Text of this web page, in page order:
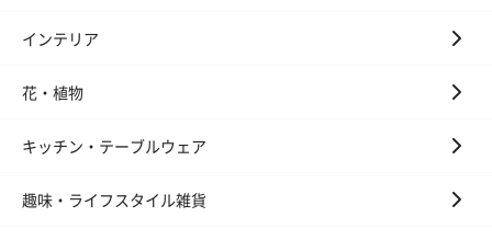
インテリア
花・植物
キッチン・テーブルウェア
趣味・ライフスタイル雑貨